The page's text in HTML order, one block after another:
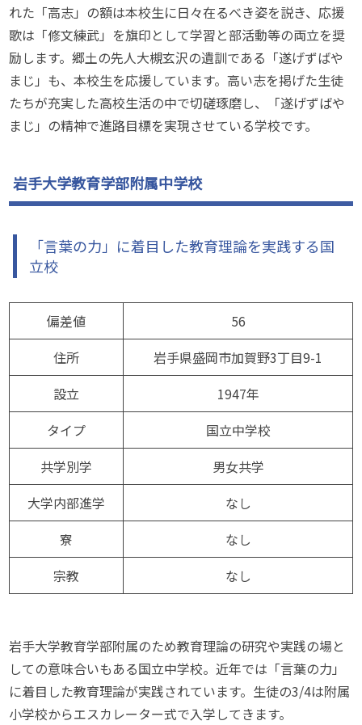
れた「高志」の額は本校生に日々在るべき姿を説き、応援
歌は「修文練武」を旗印として学習と部活動等の両立を奨
励します。郷土の先人大槻玄沢の遺訓である「遂げずばや
まじ」も、本校生を応援しています。高い志を掲げた生徒
たちが充実した高校生活の中で切磋琢磨し、「遂げずばや
まじ」の精神で進路目標を実現させている学校です。
岩手大学教育学部附属中学校
「言葉の力」に着目した教育理論を実践する国
立校
偏差値
56
住所
岩手県盛岡市加賀野3丁目9-1
設立
1947年
タイプ
国立中学校
共学別学
男女共学
大学内部進学
なし
寮
なし
宗教
なし
岩手大学教育学部附属のため教育理論の研究や実践の場と
しての意味合いもある国立中学校。近年では「言葉の力」
に着目した教育理論が実践されています。生徒の3/4は附属
小学校からエスカレーター式で入学してきます。